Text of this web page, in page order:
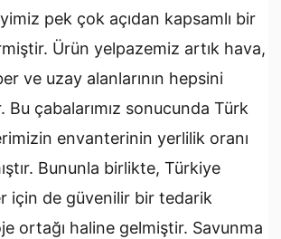
pek çok açıdan kapsamlı bir
Ürün yelpazemiz artık hava,
ve uzay alanlarının hepsini
Bu çabalarımız sonucunda Türk
envanterinin yerlilik oranı
Bununla birlikte, Türkiye
için de güvenilir bir tedarik
ortağı haline gelmiştir. Savunma